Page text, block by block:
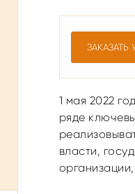
ЗАКАЗАТЬ
1 мая 2022
ряде
власти,